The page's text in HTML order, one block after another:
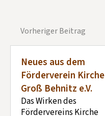
Vorheriger Beitrag
Neues aus dem
Förderverein Kirche
Groß Behnitz e.V.
Das Wirken des
Fördervereins Kirche